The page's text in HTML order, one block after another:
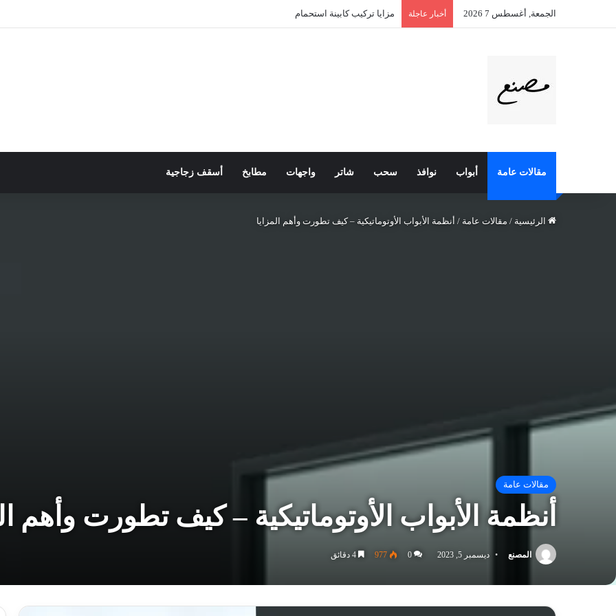
الجمعة, أغسطس 7 2026 أخبار عاجلة تقفيل بلكونات زجاج سيكوريت
مقالات عامة أبواب نوافذ سحب شاتر واجهات مطابخ أسقف زجاجية
الرئيسية / مقالات عامة / أنظمة الأبواب الأوتوماتيكية – كيف تطورت وأهم المزايا
مقالات عامة
أنظمة الأبواب الأوتوماتيكية – كيف تطورت وأهم
المصنع ديسمبر 5, 2023 0
977